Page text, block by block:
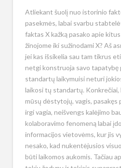
Atliekant šuolį nuo istorinio
pasekmės, labai svarbu
faktas X kažką pasako apie
žinojome iki sužinodami X? Aš
jei kas išsikelia sau tam tikrus
netgi konstruoja savo tapatybę
standartų laikymuisi neturi
laikosi tų standartų. Konkrečiai,
mūsų dėstytojų, vagis, pasakęs
irgi vagia, neišvengs kalėjimo
kolaboravimo fenomeną labai
informacijos vietovėms, kur jis
nesako, kad nukentėjusios
būti laikomos aukomis. Tačiau